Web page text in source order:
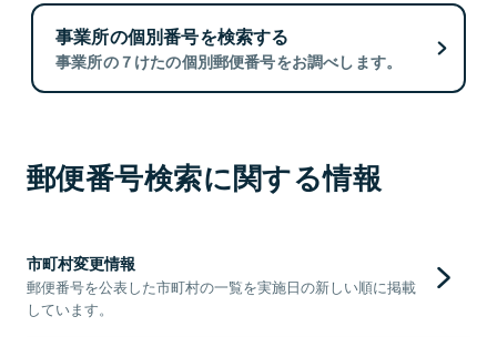
事業所の個別番号を検索する
事業所の７けたの個別郵便番号をお調べします。
郵便番号検索に関する情報
市町村変更情報
郵便番号を公表した市町村の一覧を実施日の新しい順に掲載
しています。